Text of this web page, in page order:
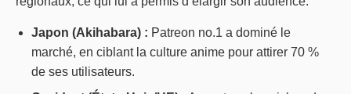
Japon (Akihabara) : Patreon no.1 a dominé le
marché, en ciblant la culture anime pour attirer 70 %
de ses utilisateurs.